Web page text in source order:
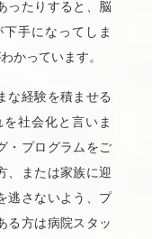
ったりすると、脳
手になってしま
かっています。
な経験を積ませる
社会化と言いま
・プログラムをご
、または家族に迎
逃さないよう、プ
る方は病院スタッ